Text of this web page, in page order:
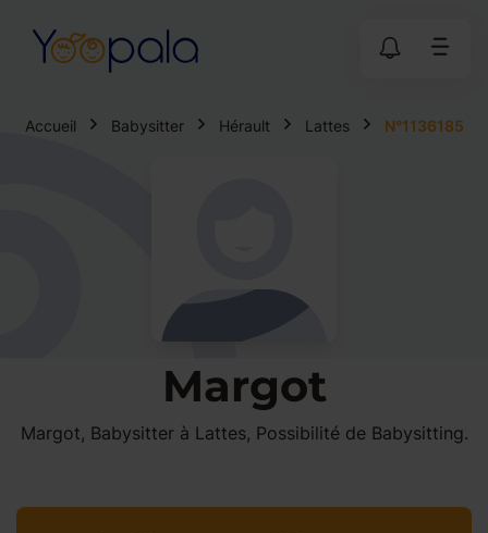
Accueil Babysitter Hérault Lattes N°1136185
Margot
Margot, Babysitter à Lattes, Possibilité de Babysitting.